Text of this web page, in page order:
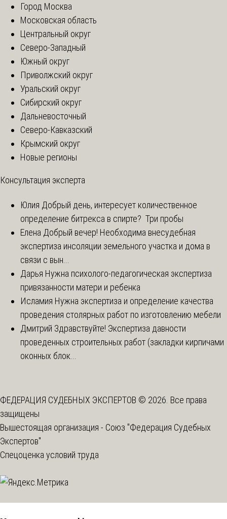
Город Москва
Московская область
Центральный округ
Северо-Западный
Южный округ
Приволжский округ
Уральский округ
Сибирский округ
Дальневосточный
Северо-Кавказский
Крымский округ
Новые регионы
Консультация эксперта
Юлия Добрый день, интересует количественное
определение битрекса в спирте? Три пробы
Елена Добрый вечер! Необходима внесудебная
экспертиза инсоляции земельного участка и дома в
связи с вын...
Дарья Нужна психолого-педагогическая экспертиза
привязанности матери и ребенка
Исламия Нужна экспертиза и определение качества
проведения столярных работ по изготовлению мебели
Дмитрий Здравствуйте! Экспертиза давности
проведенных строительных работ (закладки кирпичами
оконных блок...
ФЕДЕРАЦИЯ СУДЕБНЫХ ЭКСПЕРТОВ © 2026. Все права
защищены
Вышестоящая организация - Союз "Федерация Судебных
Экспертов"
Спецоценка условий труда